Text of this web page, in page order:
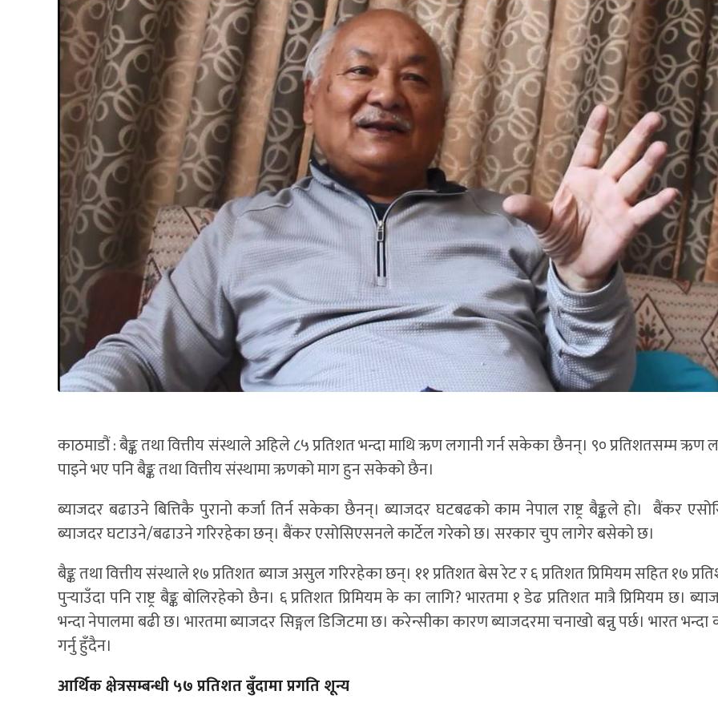
काठमाडौं : बैङ्क तथा वित्तीय संस्थाले अहिले ८५ प्रतिशत भन्दा माथि ऋण लगानी गर्न सकेका छैनन्। ९० प्रतिशतसम्म ऋण
पाइने भए पनि बैङ्क तथा वित्तीय संस्थामा ऋणको माग हुन सकेको छैन।
ब्याजदर बढाउने बित्तिकै पुरानो कर्जा तिर्न सकेका छैनन्। ब्याजदर घटबढको काम नेपाल राष्ट्र बैङ्कले हो। बैंकर
ब्याजदर घटाउने/बढाउने गरिरहेका छन्। बैंकर एसोसिएसनले कार्टेल गरेको छ। सरकार चुप लागेर बसेको छ।
बैङ्क तथा वित्तीय संस्थाले १७ प्रतिशत ब्याज असुल गरिरहेका छन्। ११ प्रतिशत बेस रेट र ६ प्रतिशत प्रिमियम सहित १७
पुर्‍याउँदा पनि राष्ट्र बैङ्क बोलिरहेको छैन। ६ प्रतिशत प्रिमियम के का लागि? भारतमा १ डेढ प्रतिशत मात्रै प्रिमियम छ।
भन्दा नेपालमा बढी छ। भारतमा ब्याजदर सिङ्गल डिजिटमा छ। करेन्सीका कारण ब्याजदरमा चनाखो बन्नु पर्छ। भारत
गर्नु हुँदैन।
आर्थिक क्षेत्रसम्बन्धी ५७ प्रतिशत बुँदामा प्रगति शून्य